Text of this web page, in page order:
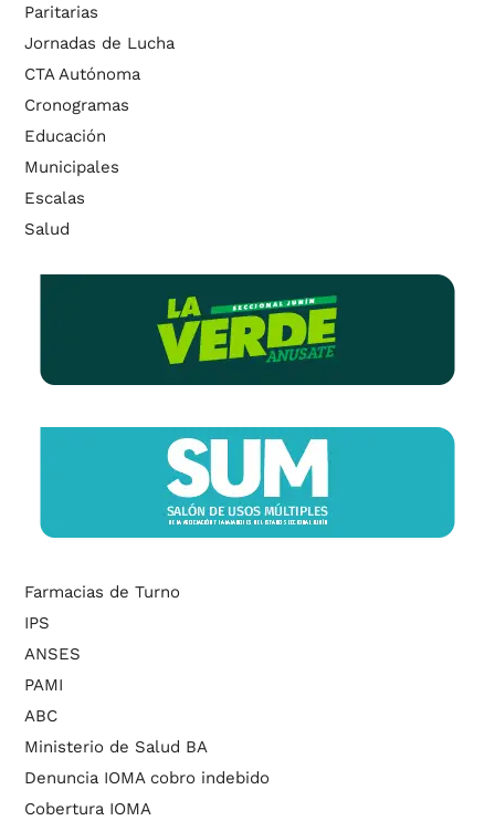
Paritarias
Jornadas de Lucha
CTA Autónoma
Cronogramas
Educación
Municipales
Escalas
Salud
Farmacias de Turno
IPS
ANSES
PAMI
ABC
Ministerio de Salud BA
Denuncia IOMA cobro indebido
Cobertura IOMA